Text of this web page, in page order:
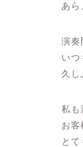
あら
演奏
いつ
久し
私も
お客
とて